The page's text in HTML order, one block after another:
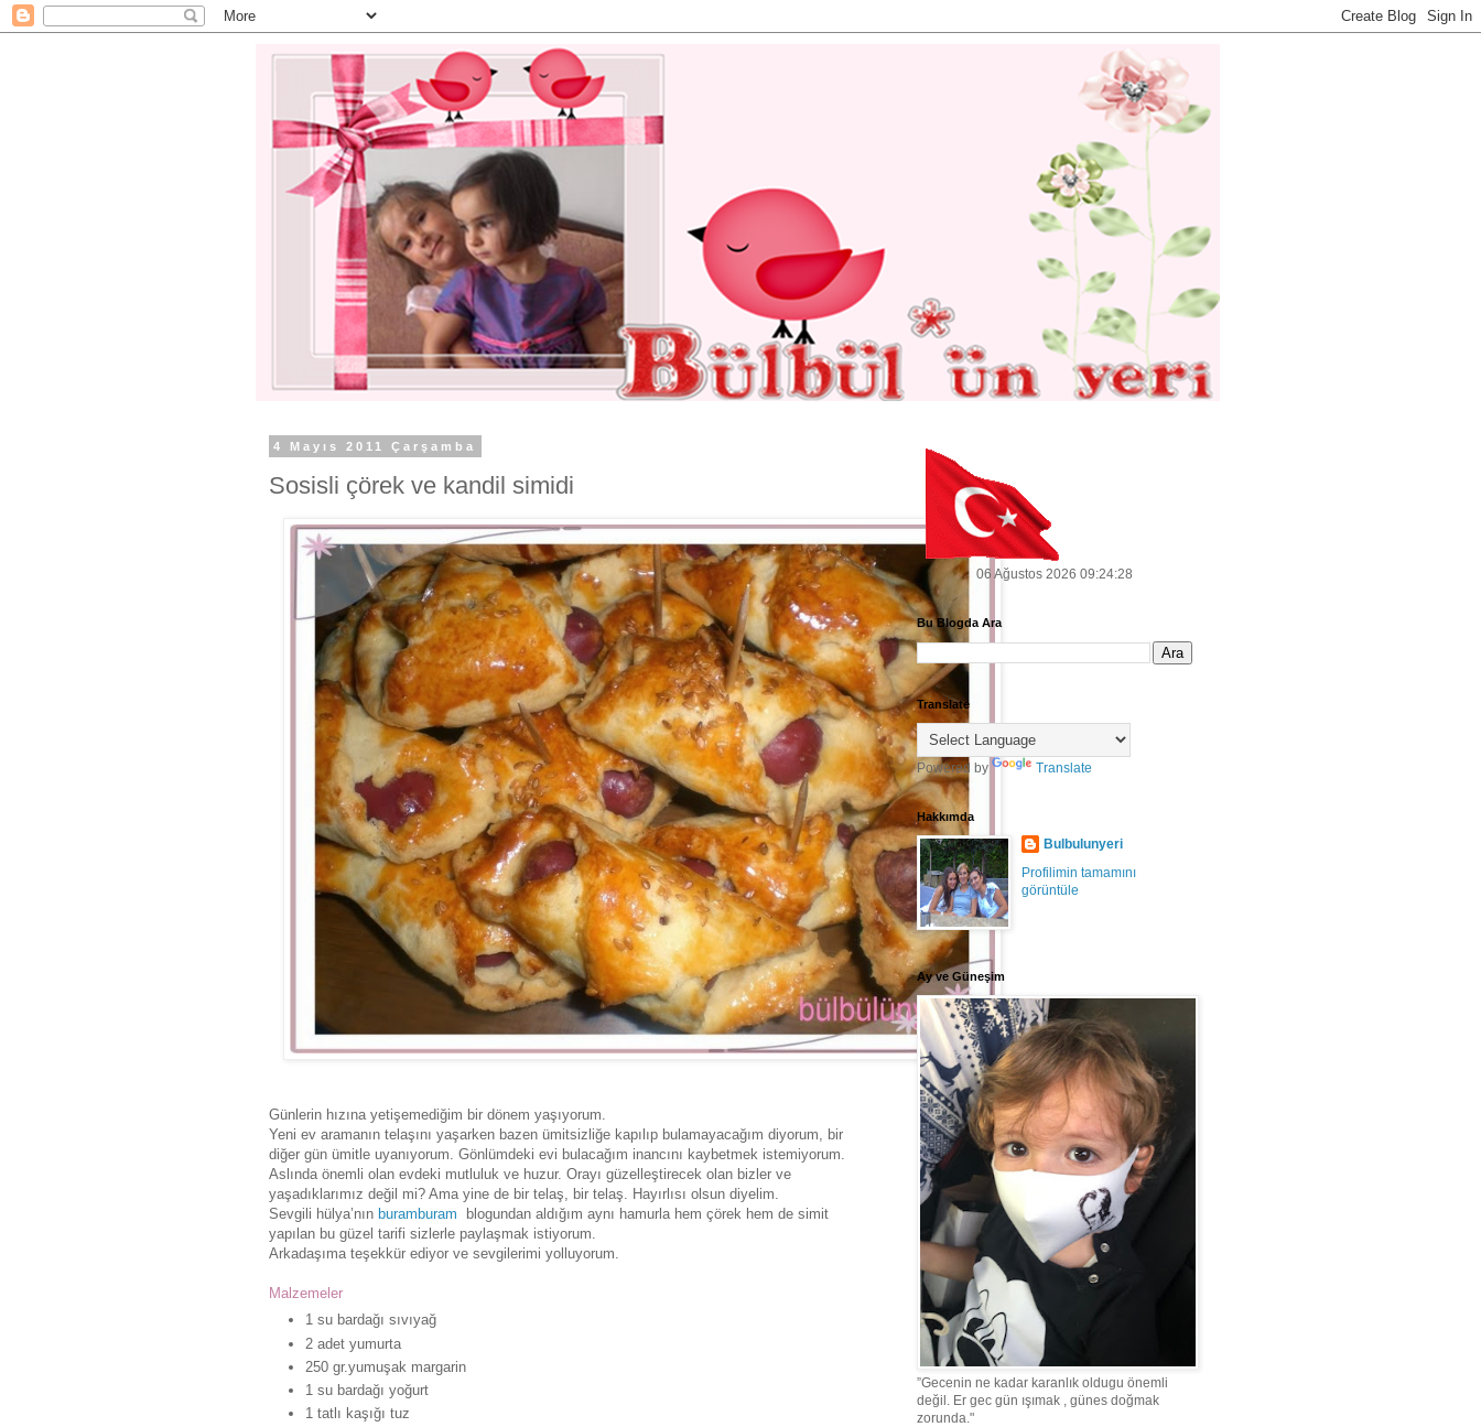
4 Mayıs 2011 Çarşamba
Sosisli çörek ve kandil simidi
Günlerin hızına yetişemediğim bir dönem yaşıyorum.
Yeni ev aramanın telaşını yaşarken bazen ümitsizliğe kapılıp bulamayacağım diyorum, bir
diğer gün ümitle uyanıyorum. Gönlümdeki evi bulacağım inancını kaybetmek istemiyorum.
Aslında önemli olan evdeki mutluluk ve huzur. Orayı güzelleştirecek olan bizler ve
yaşadıklarımız değil mi? Ama yine de bir telaş, bir telaş. Hayırlısı olsun diyelim.
Sevgili hülya’nın buramburam blogundan aldığım aynı hamurla hem çörek hem de simit
yapılan bu güzel tarifi sizlerle paylaşmak istiyorum.
Arkadaşıma teşekkür ediyor ve sevgilerimi yolluyorum.
Malzemeler
1 su bardağı sıvıyağ
2 adet yumurta
250 gr.yumuşak margarin
1 su bardağı yoğurt
1 tatlı kaşığı tuz
06 Ağustos 2026 09:24:30
Bu Blogda Ara
Translate
Powered by Translate
Hakkımda
Bulbulunyeri
Profilimin tamamını
görüntüle
Ay ve Güneşim
”Gecenin ne kadar karanlık oldugu önemli
değil. Er gec gün ışımak , günes doğmak
zorunda."